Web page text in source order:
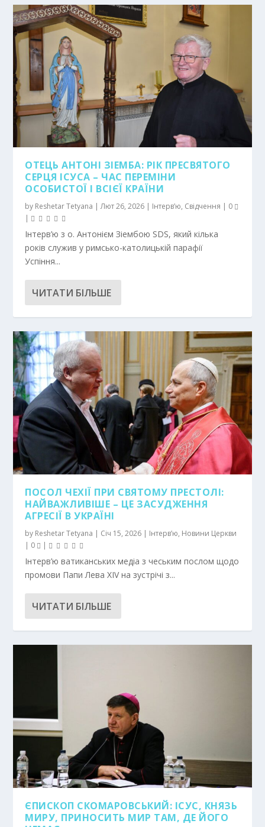
ОТЕЦЬ АНТОНІ ЗІЕМБА: РІК ПРЕСВЯТОГО
СЕРЦЯ ІСУСА – ЧАС ПЕРЕМІНИ
ОСОБИСТОЇ І ВСІЄЇ КРАЇНИ
by Reshetar Tetyana |Лют 26, 2026 | Інтерв’ю, Свідчення | 0
|
Інтерв’ю з о. Антонієм Зіембою SDS, який кілька
років служив у римсько-католицькій парафії
Успіння...
ЧИТАТИ БІЛЬШЕ
ПОСОЛ ЧЕХІЇ ПРИ СВЯТОМУ ПРЕСТОЛІ:
НАЙВАЖЛИВІШЕ – ЦЕ ЗАСУДЖЕННЯ
АГРЕСІЇ В УКРАЇНІ
by Reshetar Tetyana | Січ 15, 2026 | Інтерв’ю, Новини Церкви
| 0 |
Інтерв’ю ватиканських медіа з чеським послом щодо
промови Папи Лева XIV на зустрічі з...
ЧИТАТИ БІЛЬШЕ
ЄПИСКОП СКОМАРОВСЬКИЙ: ІСУС, КНЯЗЬ
МИРУ, ПРИНОСИТЬ МИР ТАМ, ДЕ ЙОГО